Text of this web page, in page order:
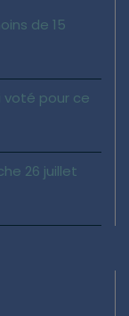
de 15
voté pour ce
26 juillet